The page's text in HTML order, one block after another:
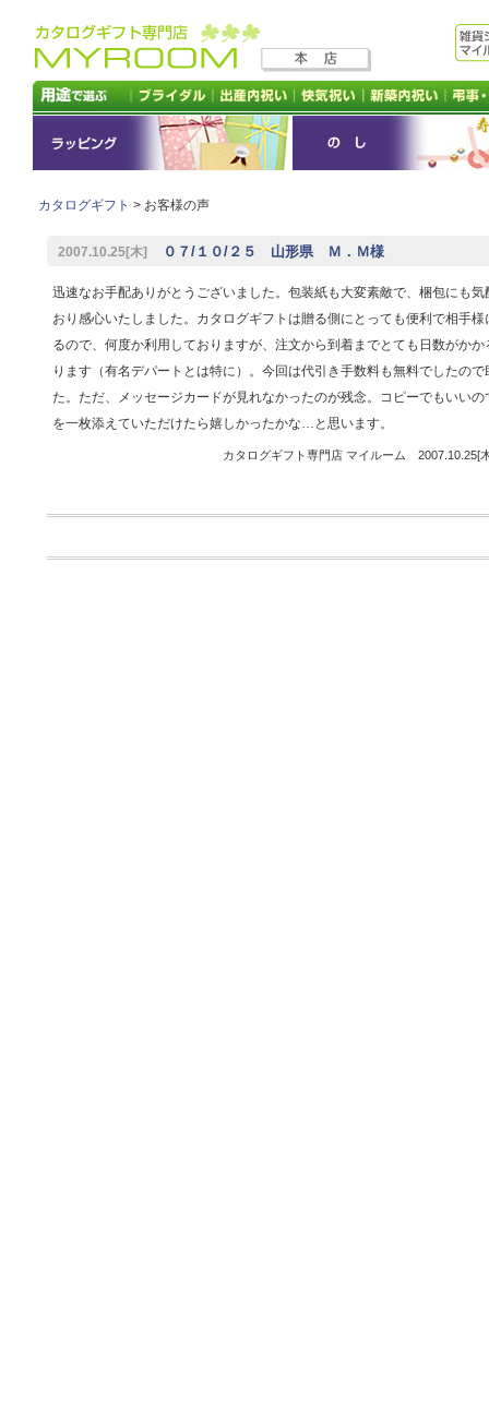
カタログギフト > お客様の声
2007.10.25[木] ０７/１０/２５ 山形県 Ｍ．Ｍ様
迅速なお手配ありがとうございました。包装紙も大変素敵で、梱包にも気
おり感心いたしました。カタログギフトは贈る側にとっても便利で相手様
るので、何度か利用しておりますが、注文から到着までとても日数がかか
ります（有名デパートとは特に）。今回は代引き手数料も無料でしたので
た。ただ、メッセージカードが見れなかったのが残念。コピーでもいいの
を一枚添えていただけたら嬉しかったかな…と思います。
カタログギフト専門店 マイルーム